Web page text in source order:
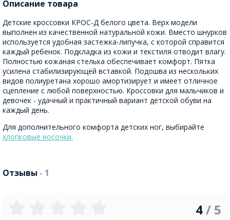
Описание товара
Детские кроссовки КРОС-Д белого цвета. Верх модели
выполнен из качественной натуральной кожи. Вместо шнурков
используется удобная застежка-липучка, с которой справится
каждый ребенок. Подкладка из кожи и текстиля отводит влагу.
Полностью кожаная стелька обеспечивает комфорт. Пятка
усилена стабилизирующей вставкой. Подошва из нескольких
видов полиуретана хорошо амортизирует и имеет отличное
сцепление с любой поверхностью. Кроссовки для мальчиков и
девочек - удачный и практичный вариант детской обуви на
каждый день.
Для дополнительного комфорта детских ног, выбирайте
хлопковые носочки.
Отзывы - 1
4/ 5